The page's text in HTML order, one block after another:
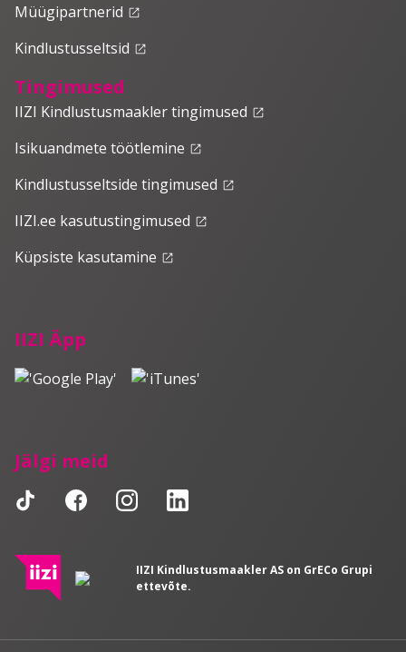
IIZI Äpp
Jälgi meid
Müügipartnerid launch
Kindlustusseltsid launch
Tingimused
IIZI Kindlustusmaakler tingimused launch
Isikuandmete töötlemine launch
Kindlustusseltside tingimused launch
IIZI.ee kasutustingimused launch
Küpsiste kasutamine launch
IIZI Kindlustusmaakler AS on GrECo Grupi
ettevõte.